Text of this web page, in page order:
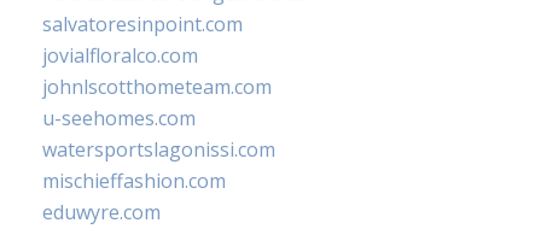
salvatoresinpoint.com
jovialfloralco.com
johnlscotthometeam.com
u-seehomes.com
watersportslagonissi.com
mischieffashion.com
eduwyre.com